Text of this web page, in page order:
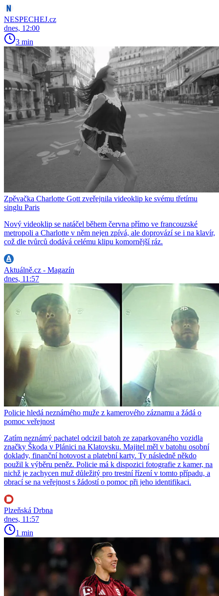
NESPECHEJ.cz
dnes, 12:00
3 min
Zpěvačka Charlotte Gott zveřejnila videoklip ke svému třetímu
singlu Paris
Nový videoklip se natáčel během června přímo ve francouzské
metropoli a Charlotte v něm nejen zpívá, ale doprovází se i na klavír,
což dle tvůrců dodává celému klipu komornější ráz.
Aktuálně.cz - Magazín
dnes, 11:57
Policie hledá neznámého muže z kamerového záznamu a žádá o
pomoc veřejnost
Zatím neznámý pachatel odcizil batoh ze zaparkovaného vozidla
značky Škoda v Plánici na Klatovsku. Majitel měl v batohu osobní
doklady, finanční hotovost a platební karty. Ty následně někdo
použil k výběru peněz. Policie má k dispozici fotografie z kamer, na
nichž je zachycen muž důležitý pro trestní řízení v tomto případu, a
obrací se na veřejnost s žádostí o pomoc při jeho identifikaci.
Plzeňská Drbna
dnes, 11:57
1 min